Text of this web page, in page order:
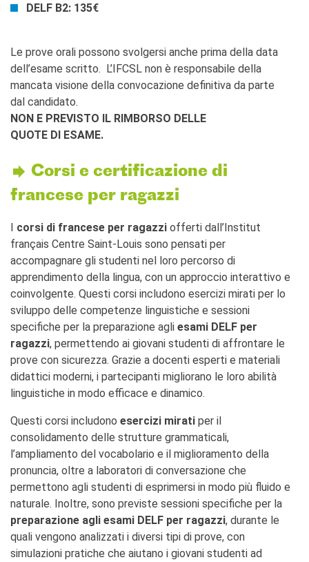
DELF B2: 135€
Le prove orali possono svolgersi anche prima della data
dell’esame scritto. L’IFCSL non è responsabile della
mancata visione della convocazione definitiva da parte
dal candidato.
NON E PREVISTO IL RIMBORSO DELLE
QUOTE DI ESAME.
Corsi e certificazione di
francese per ragazzi
I corsi di francese per ragazzi offerti dall’Institut
français Centre Saint-Louis sono pensati per
accompagnare gli studenti nel loro percorso di
apprendimento della lingua, con un approccio interattivo e
coinvolgente. Questi corsi includono esercizi mirati per lo
sviluppo delle competenze linguistiche e sessioni
specifiche per la preparazione agli esami DELF per
ragazzi, permettendo ai giovani studenti di affrontare le
prove con sicurezza. Grazie a docenti esperti e materiali
didattici moderni, i partecipanti migliorano le loro abilità
linguistiche in modo efficace e dinamico.
Questi corsi includono esercizi mirati per il
consolidamento delle strutture grammaticali,
l’ampliamento del vocabolario e il miglioramento della
pronuncia, oltre a laboratori di conversazione che
permettono agli studenti di esprimersi in modo più fluido e
naturale. Inoltre, sono previste sessioni specifiche per la
preparazione agli esami DELF per ragazzi, durante le
quali vengono analizzati i diversi tipi di prove, con
simulazioni pratiche che aiutano i giovani studenti ad